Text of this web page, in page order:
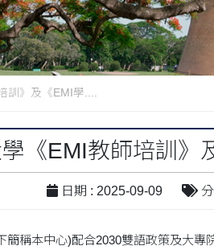
訓》及《EMI學....
《EMI教師培訓》
日期 : 2025-09-09 分
簡稱本中心)配合2030雙語政策及大